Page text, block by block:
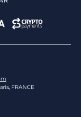
FRANCE